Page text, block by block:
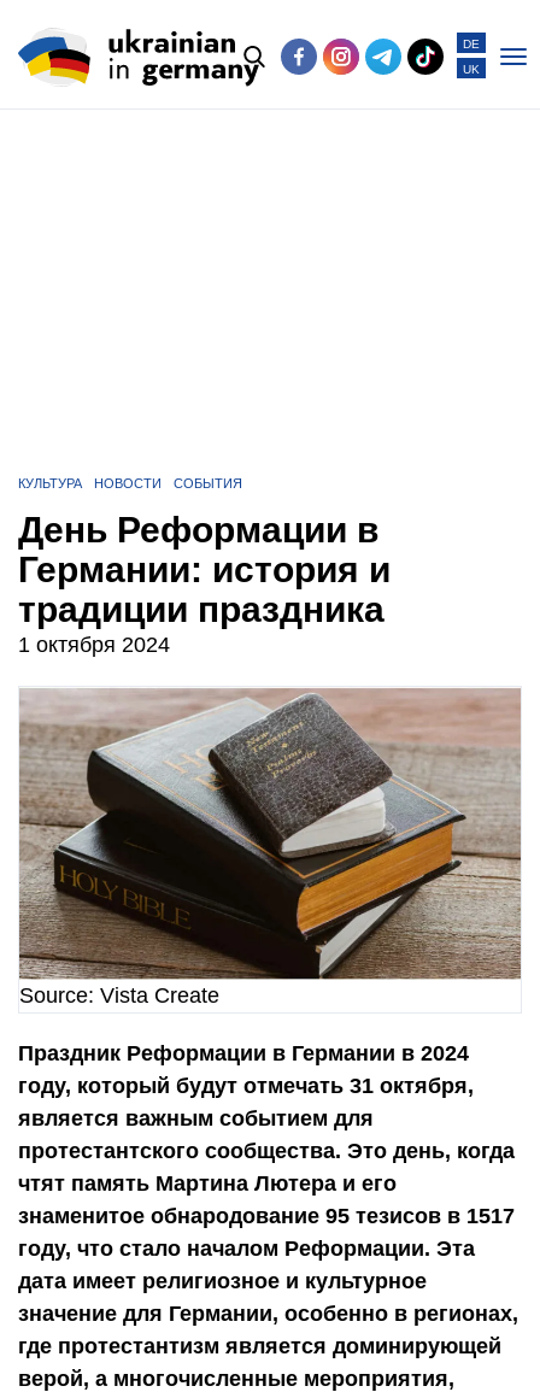
DE
UK
КУЛЬТУРА НОВОСТИ СОБЫТИЯ
День Реформации в
Германии: история и
традиции праздника
1 октября 2024
Source: Vista Create
Праздник Реформации в Германии в 2024
году, который будут отмечать 31 октября,
является важным событием для
протестантского сообщества. Это день, когда
чтят память Мартина Лютера и его
знаменитое обнародование 95 тезисов в 1517
году, что стало началом Реформации. Эта
дата имеет религиозное и культурное
значение для Германии, особенно в регионах,
где протестантизм является доминирующей
верой, а многочисленные мероприятия,